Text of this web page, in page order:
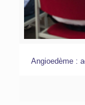
Angioedème :